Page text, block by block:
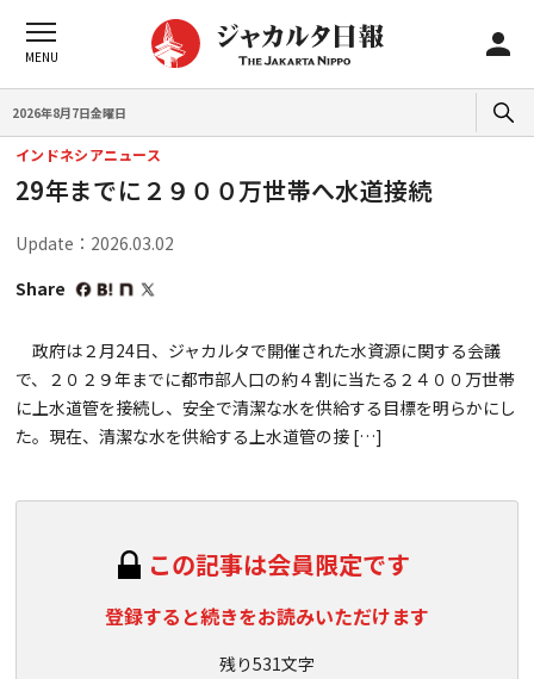
2026年8月7日金曜日
インドネシアニュース
29年までに２９００万世帯へ水道接続
Update：2026.03.02
Share
政府は２月24日、ジャカルタで開催された水資源に関する会議
で、２０２９年までに都市部人口の約４割に当たる２４００万世帯
に上水道管を接続し、安全で清潔な水を供給する目標を明らかにし
た。現在、清潔な水を供給する上水道管の接 […]
この記事は会員限定です
登録すると続きをお読みいただけます
残り531文字